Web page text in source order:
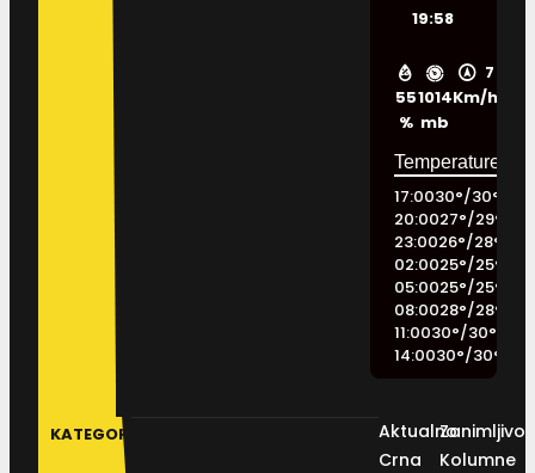
55
%
1014
mb
7
Km/h
19:58
17:0030°/30°
20:0027°/29°
23:0026°/28°
02:0025°/25°
05:0025°/25°
08:0028°/28°
11:0030°/30°
14:0030°/30°
KATEGORIJE
Aktualno
Crna
Kolumne